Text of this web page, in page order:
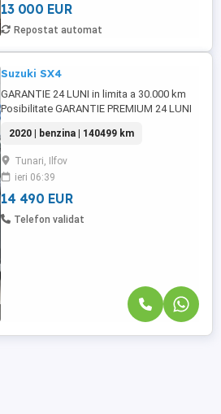
13 000 EUR
Repostat automat
Suzuki SX4
GARANTIE 24 LUNI in limita a 30.000 km
Posibilitate GARANTIE PREMIUM 24 LUNI
CEBIA disponibil Posibilitate finantare cu
avans 0% pe o perioada de maxim 6 ani
Aprobare garantata credit pentru
persoane fizice (cu venituri obtinute
inclusiv in afara tarii), persoane ...
2020 | benzina | 140499 km
Tunari, Ilfov
ieri 06:39
14 490 EUR
Telefon validat